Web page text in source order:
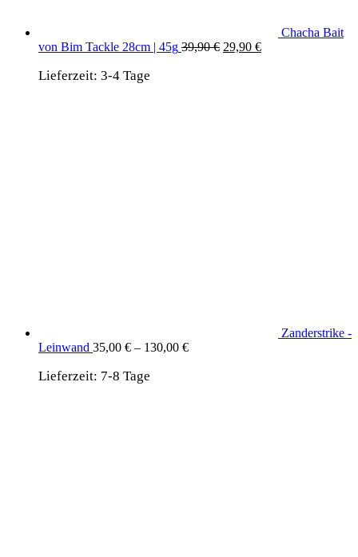
Chacha Bait
von Bim Tackle 28cm | 45g 39,90€ Ursprünglicher
29,90 €Aktueller
Lieferzeit: 3-4 Tage
Zanderstrike -
Leinwand 35,00 € – 130,00 €
Lieferzeit: 7-8 Tage